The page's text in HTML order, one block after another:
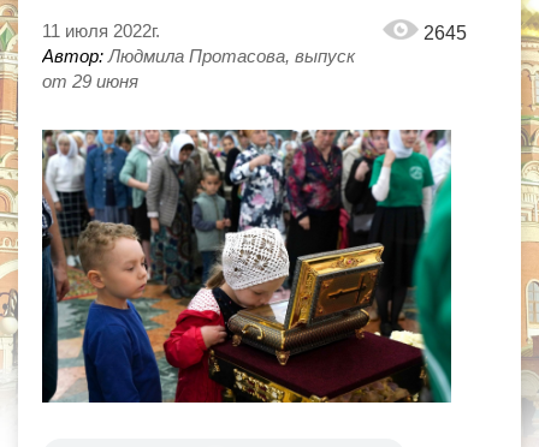
2645
11 июля 2022г.
Автор: Людмила Протасова, выпуск
от 29 июня